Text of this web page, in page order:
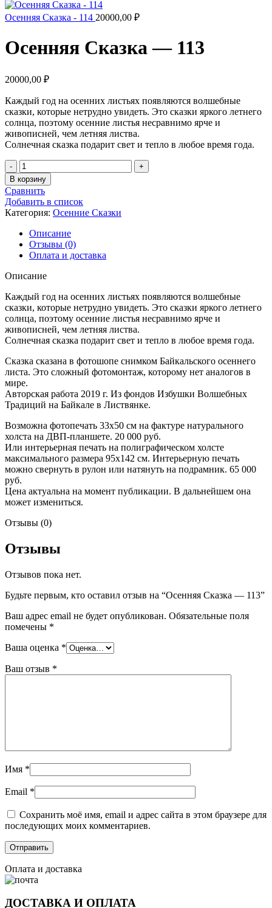
Осенняя Сказка - 114 20000,00 ₽
Осенняя Сказка — 113
20000,00 ₽
Каждый год на осенних листьях появляются волшебные
сказки, которые нетрудно увидеть. Это сказки яркого летнего
солнца, поэтому осенние листья несравнимо ярче и
живописней, чем летняя листва.
Солнечная сказка подарит свет и тепло в любое время года.
Количество
товара
Осенняя
Сказка
-
113
В корзину
Сравнить
Добавить в список
Категория: Осенние Сказки
Описание
Отзывы (0)
Оплата и доставка
Описание
Каждый год на осенних листьях появляются волшебные
сказки, которые нетрудно увидеть. Это сказки яркого летнего
солнца, поэтому осенние листья несравнимо ярче и
живописней, чем летняя листва.
Солнечная сказка подарит свет и тепло в любое время года.
Сказка сказана в фотошопе снимком Байкальского осеннего
листа. Это сложный фотомонтаж, которому нет аналогов в
мире.
Авторская работа 2019 г. Из фондов Избушки Волшебных
Традиций на Байкале в Листвянке.
Возможна фотопечать 33х50 см на фактуре натурального
холста на ДВП-планшете. 20 000 руб.
Или интерьерная печать на полиграфическом холсте
максимального размера 95х142 см. Интерьерную печать
можно свернуть в рулон или натянуть на подрамник. 65 000
руб.
Цена актуальна на момент публикации. В дальнейшем она
может измениться.
Отзывы (0)
Отзывы
Отзывов пока нет.
Будьте первым, кто оставил отзыв на “Осенняя Сказка — 113”
Ваш адрес email не будет опубликован. Обязательные поля
помечены *
Ваша оценка *
Ваш отзыв *
Имя *
Email *
Сохранить моё имя, email и адрес сайта в этом браузере для
последующих моих комментариев.
Оплата и доставка
ДОСТАВКА И ОПЛАТА